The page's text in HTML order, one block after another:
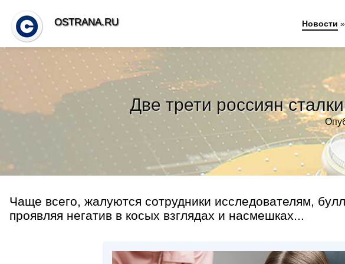
Две трети россиян
Чаще всего, жалуются сотрудники исследователям,
проявляя негатив в косых взглядах и насмешках...
OSTRANA.RU Новости »